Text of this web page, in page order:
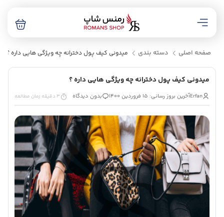
صفحه اصلی دسته بندی میدونی کیف پول دخترانه چه ویژگی هایی داره ؟
میدونی کیف پول دخترانه چه ویژگی هایی داره ؟
Erfanآخرین بروز رسانی: 15 فروردین 1400 بدون دیدگاه 3 دقیقه زمان مطالعه